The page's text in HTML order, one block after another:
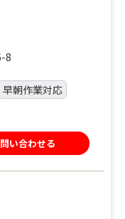
8
早朝作業対応
問い合わせる